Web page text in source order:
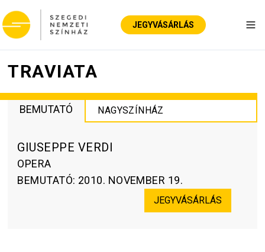
JEGYVÁSÁRLÁS
TRAVIATA
BEMUTATÓ NAGYSZÍNHÁZ
GIUSEPPE VERDI
OPERA
BEMUTATÓ: 2010. NOVEMBER 19.
JEGYVÁSÁRLÁS